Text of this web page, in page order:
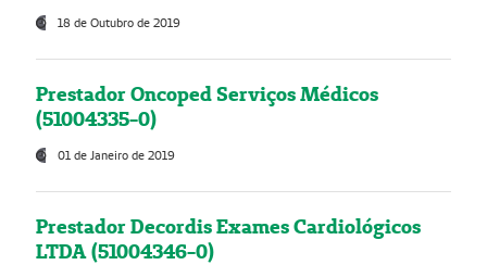
18 de Outubro de 2019
Prestador Oncoped Serviços Médicos
(51004335-0)
01 de Janeiro de 2019
Prestador Decordis Exames Cardiológicos
LTDA (51004346-0)